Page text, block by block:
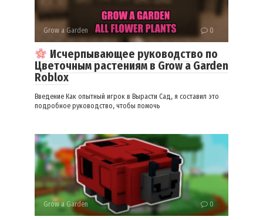
Grow a Garden 0
Исчерпывающее руководство по
Цветочным растениям в Grow a Garden
Roblox
Введение Как опытный игрок в Вырасти Сад, я составил это
подробное руководство, чтобы помочь
Grow a Garden 0